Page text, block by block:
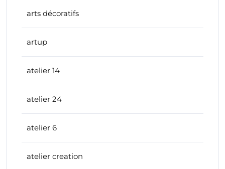
arts décoratifs
artup
atelier 14
atelier 24
atelier 6
atelier creation